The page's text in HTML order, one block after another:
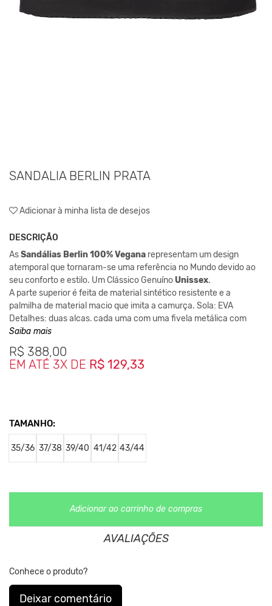
SANDALIA BERLIN PRATA
Adicionar à minha lista de desejos
DESCRIÇÃO
AsSandálias Berlin 100% Vegana representam um design
atemporal que tornaram-se uma referência no Mundo devido ao
seu conforto e estilo. Um Clássico Genuíno Unissex.
A parte superior é feita de material sintético resistente e a
palmilha de material macio que imita a camurça. Sola: EVA
Detalhes: duas alças, cada uma com uma fivela metálica com
pinos ajustáveies individualmente.
*As medidas podem sofrer variação de até 1cm.
Clique aquiPara saber mais sobre a manutenção de seus
calçados.
DNA da marca desde sua fundação.
Saiba mais
R$ 388,00
EM ATÉ 3X DE R$ 129,33
TAMANHO:
35/36 37/38 39/40 41/42 43/44
Adicionar ao carrinho de compras
AVALIAÇÕES
Conhece o produto?
Deixar comentário